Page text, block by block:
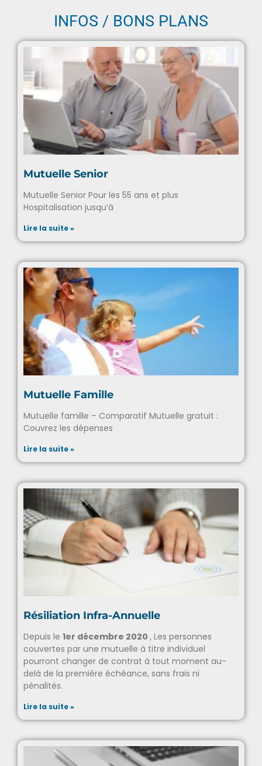
INFOS / BONS PLANS
Mutuelle Senior
Mutuelle Senior Pour les 55 ans et plus
Hospitalisation jusqu’à
Mutuelle Famille
Mutuelle famille – Comparatif Mutuelle gratuit :
Couvrez les dépenses
Résiliation Infra-Annuelle
Depuis le1er décembre 2020, Les personnes
couvertes par une mutuelle à titre individuel
pourront changer de contrat à tout moment au-
delà de la première échéance, sans frais ni
pénalités.